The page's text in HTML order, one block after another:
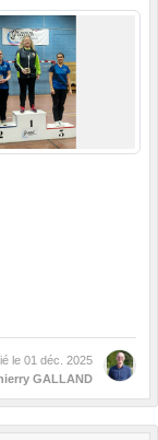
le 01 déc. 2025
GALLAND